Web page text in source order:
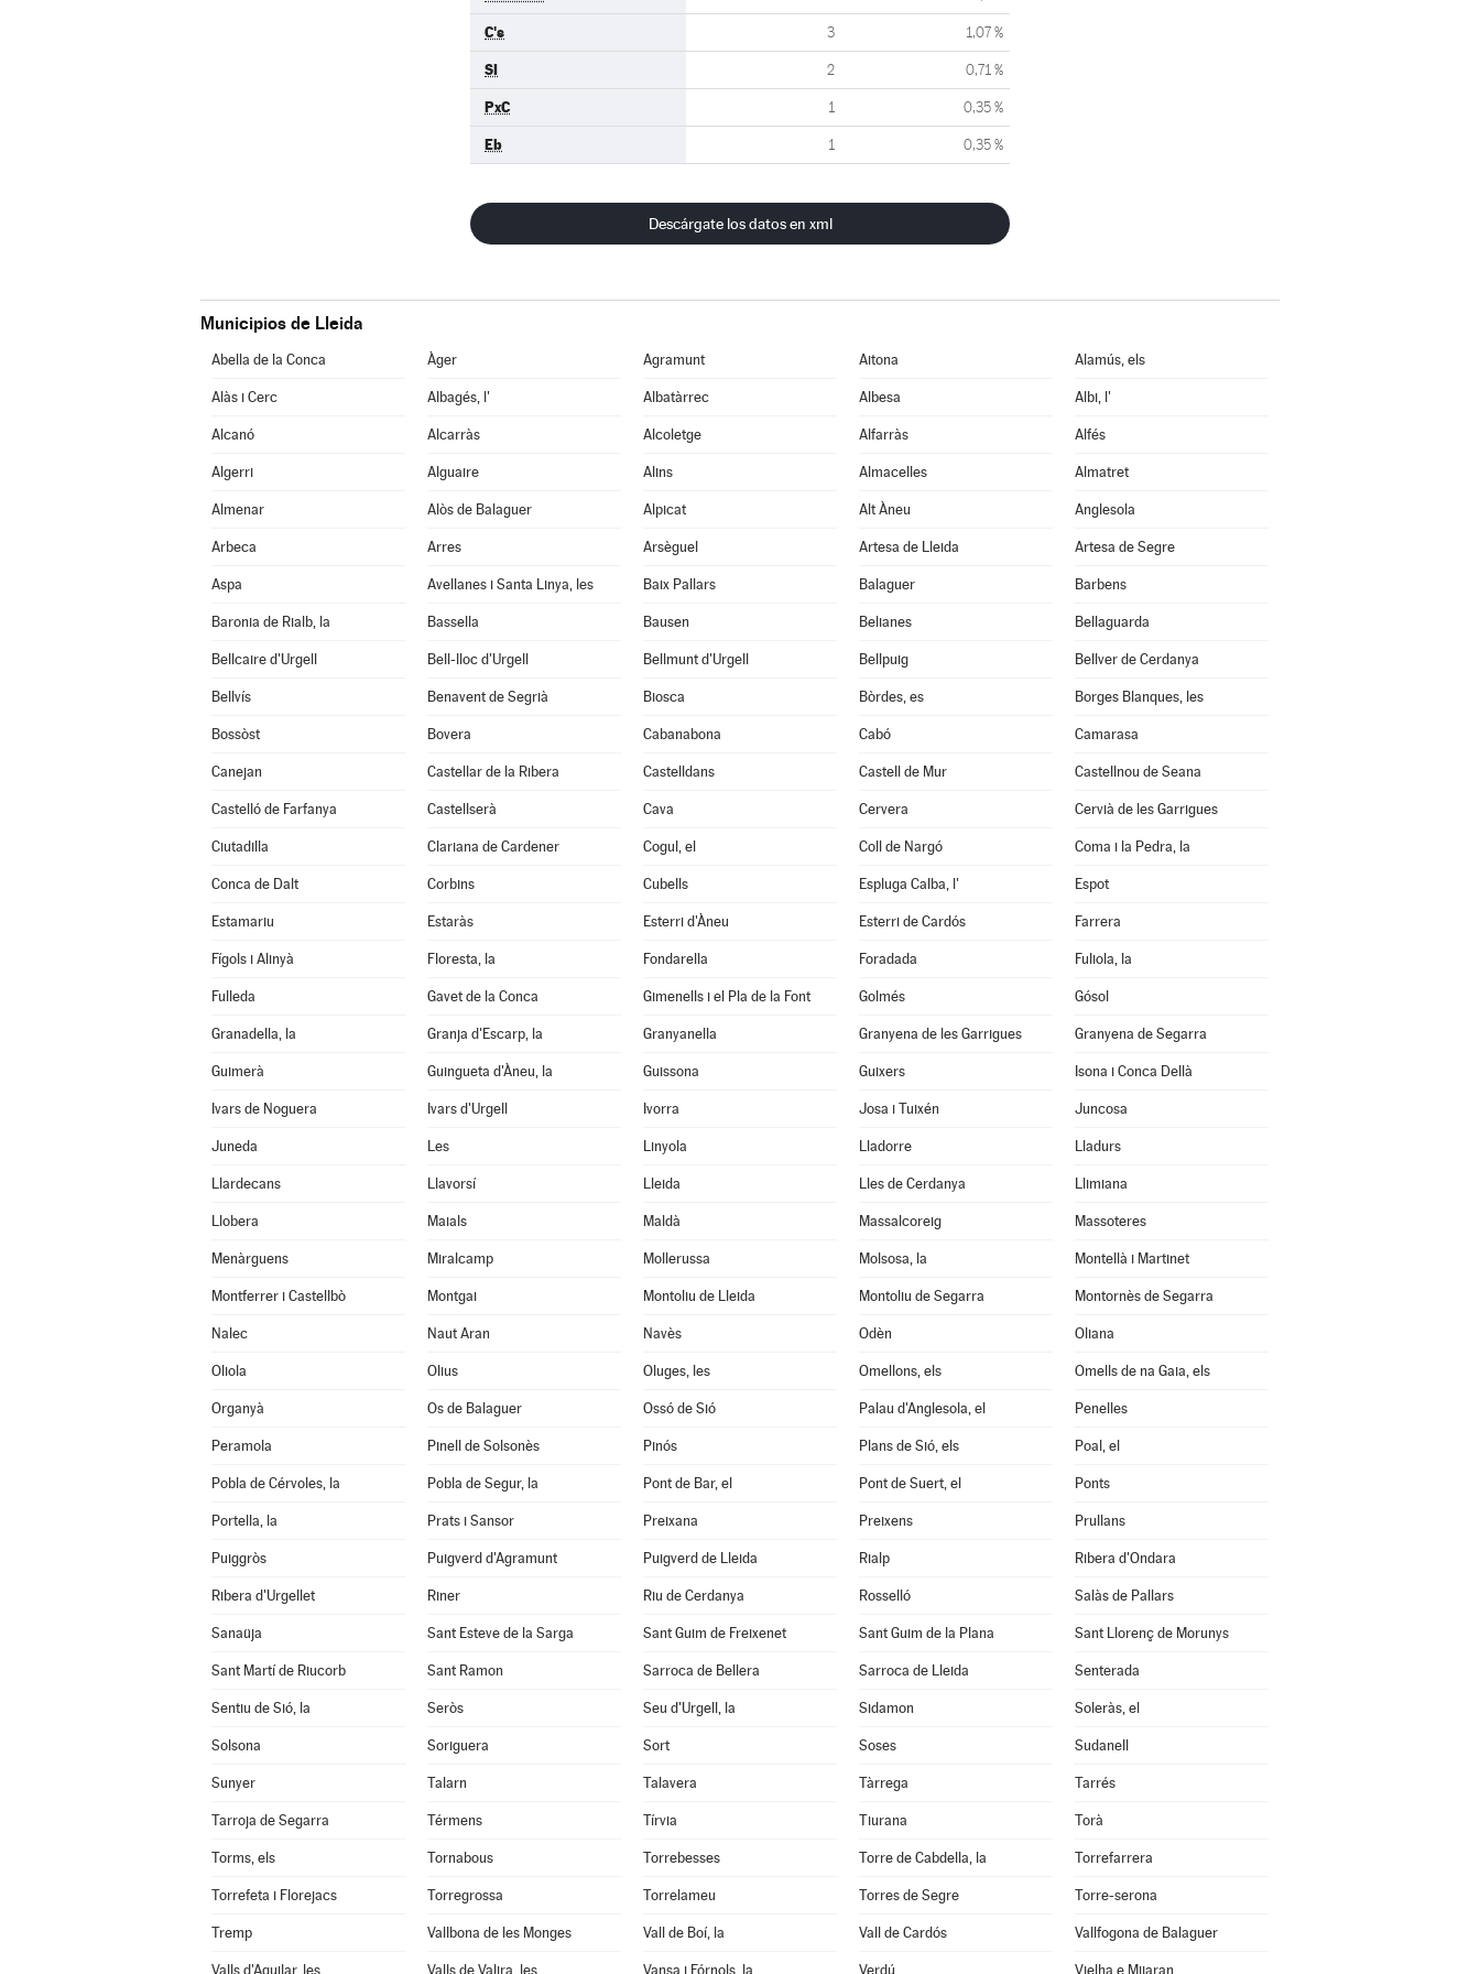
C's 3 1,07 %
SI 2 0,71 %
PxC 1 0,35 %
Eb 1 0,35 %
Descárgate los datos en xml
Municipios de Lleida
Abella de la Conca Àger Agramunt Aitona Alamús, els
Alàs i Cerc Albagés, l' Albatàrrec Albesa Albi, l'
Alcanó Alcarràs Alcoletge Alfarràs Alfés
Algerri Alguaire Alins Almacelles Almatret
Almenar Alòs de Balaguer Alpicat Alt Àneu Anglesola
Arbeca Arres Arsèguel Artesa de Lleida Artesa de Segre
Aspa Avellanes i Santa Linya, les Baix Pallars Balaguer Barbens
Baronia de Rialb, la Bassella Bausen Belianes Bellaguarda
Bellcaire d'Urgell Bell-lloc d'Urgell Bellmunt d'Urgell Bellpuig Bellver de Cerdanya
Bellvís Benavent de Segrià Biosca Bòrdes, es Borges Blanques, les
Bossòst Bovera Cabanabona Cabó Camarasa
Canejan Castellar de la Ribera Castelldans Castell de Mur Castellnou de Seana
Castelló de Farfanya Castellserà Cava Cervera Cervià de les Garrigues
Ciutadilla Clariana de Cardener Cogul, el Coll de Nargó Coma i la Pedra, la
Conca de Dalt Corbins Cubells Espluga Calba, l' Espot
Estamariu Estaràs Esterri d'Àneu Esterri de Cardós Farrera
Fígols i Alinyà Floresta, la Fondarella Foradada Fuliola, la
Fulleda Gavet de la Conca Gimenells i el Pla de la Font Golmés Gósol
Granadella, la Granja d'Escarp, la Granyanella Granyena de les Garrigues Granyena de Segarra
Guimerà Guingueta d'Àneu, la Guissona Guixers Isona i Conca Dellà
Ivars de Noguera Ivars d'Urgell Ivorra Josa i Tuixén Juncosa
Juneda Les Linyola Lladorre Lladurs
Llardecans Llavorsí Lleida Lles de Cerdanya Llimiana
Llobera Maials Maldà Massalcoreig Massoteres
Menàrguens Miralcamp Mollerussa Molsosa, la Montellà i Martinet
Montferrer i Castellbò Montgai Montoliu de Lleida Montoliu de Segarra Montornès de Segarra
Nalec Naut Aran Navès Odèn Oliana
Oliola Olius Oluges, les Omellons, els Omells de na Gaia, els
Organyà Os de Balaguer Ossó de Sió Palau d'Anglesola, el Penelles
Peramola Pinell de Solsonès Pinós Plans de Sió, els Poal, el
Pobla de Cérvoles, la Pobla de Segur, la Pont de Bar, el Pont de Suert, el Ponts
Portella, la Prats i Sansor Preixana Preixens Prullans
Puiggròs Puigverd d'Agramunt Puigverd de Lleida Rialp Ribera d'Ondara
Ribera d'Urgellet Riner Riu de Cerdanya Rosselló Salàs de Pallars
Sanaüja Sant Esteve de la Sarga Sant Guim de Freixenet Sant Guim de la Plana Sant Llorenç de Morunys
Sant Martí de Riucorb Sant Ramon Sarroca de Bellera Sarroca de Lleida Senterada
Sentiu de Sió, la Seròs Seu d'Urgell, la Sidamon Soleràs, el
Solsona Soriguera Sort Soses Sudanell
Sunyer Talarn Talavera Tàrrega Tarrés
Tarroja de Segarra Térmens Tírvia Tiurana Torà
Torms, els Tornabous Torrebesses Torre de Cabdella, la Torrefarrera
Torrefeta i Florejacs Torregrossa Torrelameu Torres de Segre Torre-serona
Tremp Vallbona de les Monges Vall de Boí, la Vall de Cardós Vallfogona de Balaguer
Valls d'Aguilar, les Valls de Valira, les Vansa i Fórnols, la Verdú Vielha e Mijaran